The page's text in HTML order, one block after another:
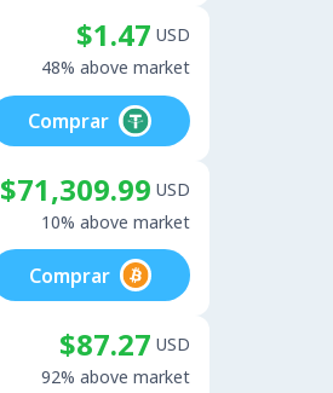
$1.47 USD
48% above market
Comprar
$71,309.99 USD
10% above market
Comprar
$87.27 USD
92% above market